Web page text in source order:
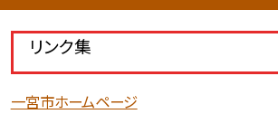
リンク集
一宮市ホームページ